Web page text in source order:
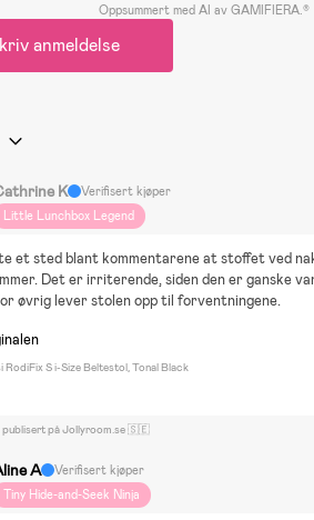
Oppsummert med AI av GAMIFIERA.®
anmeldelse
K
Verifisert kjøper
Little Lunchbox Legend
et sted blant kommentarene at stoffet ved
Det er irriterende, siden den er ganske
øvrig lever stolen opp til forventningene.
RodiFix S i-Size Beltestol, Tonal Black
publisert på Jollyroom.se 🇸🇪
A
Verifisert kjøper
Tiny Hide-and-Seek Ninja